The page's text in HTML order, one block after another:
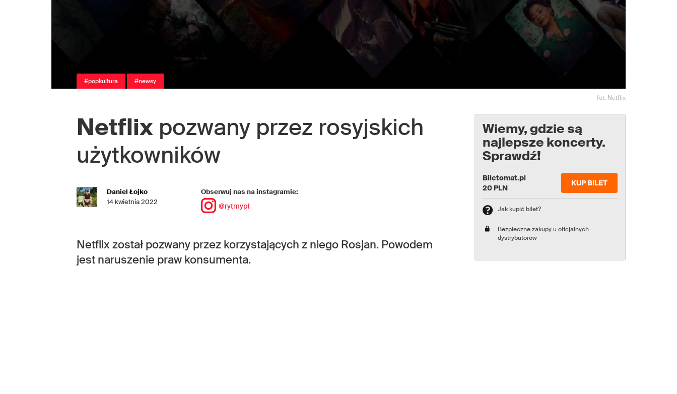
#popkultura #newsy
fot. Netflix
Netflix pozwany przez rosyjskich
użytkowników
Daniel Łojko
14 kwietnia 2022
Obserwuj nas na instagramie:
@rytmypl
Netflix został pozwany przez korzystających z niego Rosjan. Powodem
jest naruszenie praw konsumenta.
Wiemy, gdzie są
najlepsze koncerty.
Sprawdź!
Biletomat.pl
20 PLN
KUP BILET
Jak kupić bilet?
Bezpieczne zakupy u oficjalnych
dystrybutorów